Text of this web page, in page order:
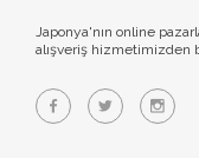
Japonya'nın online
alışveriş hizmetimizden